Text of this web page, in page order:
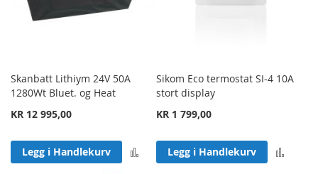
Skanbatt Lithiym 24V 50A
1280Wt Bluet. og Heat
KR 12 995,00
Legg i Handlekurv Legg til sammenligning
Sikom Eco termostat SI-4 10A
stort display
KR 1 799,00
Legg i Handlekurv